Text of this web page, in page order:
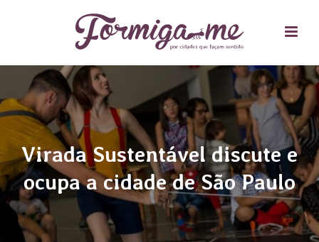
Virada Sustentável discute e
ocupa a cidade de São Paulo